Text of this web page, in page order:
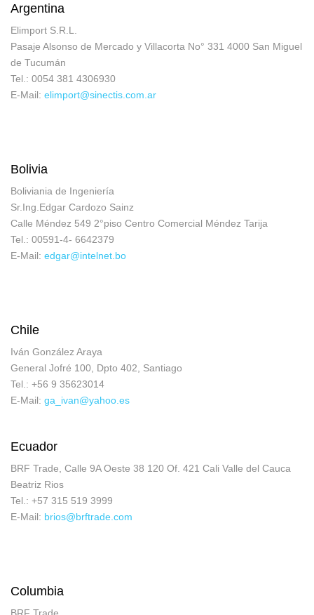
Argentina
Elimport S.R.L.
Pasaje Alsonso de Mercado y Villacorta No° 331 4000 San Miguel
de Tucumán
Tel.: 0054 381 4306930
E-Mail: elimport@sinectis.com.ar
Bolivia
Boliviania de Ingeniería
Sr.Ing.Edgar Cardozo Sainz
Calle Méndez 549 2°piso Centro Comercial Méndez Tarija
Tel.: 00591-4- 6642379
E-Mail: edgar@intelnet.bo
Chile
Iván González Araya
General Jofré 100, Dpto 402, Santiago
Tel.: +56 9 35623014
E-Mail: ga_ivan@yahoo.es
Ecuador
BRF Trade, Calle 9A Oeste 38 120 Of. 421 Cali Valle del Cauca
Beatriz Rios
Tel.: +57 315 519 3999
E-Mail: brios@brftrade.com
Columbia